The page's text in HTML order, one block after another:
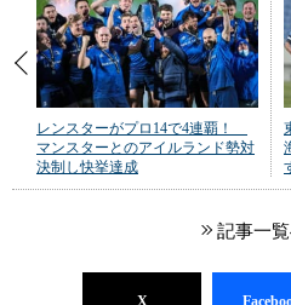
レンスターがプロ14で4連覇！
マンスターとのアイルランド勢対
決制し快挙達成
記事一
X